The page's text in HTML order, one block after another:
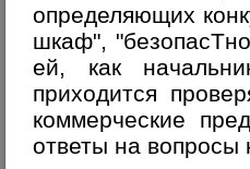
определяющих
шкаф",
ей, как
приходится
коммерческие
ответы на вопросы